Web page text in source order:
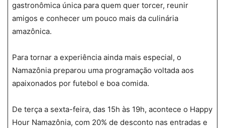
gastronômica única para quem quer torcer, reunir
amigos e conhecer um pouco mais da culinária
amazônica.
Para tornar a experiência ainda mais especial, o
Namazônia preparou uma programação voltada aos
apaixonados por futebol e boa comida.
De terça a sexta-feira, das 15h às 19h, acontece o Happy
Hour Namazônia, com 20% de desconto nas entradas e